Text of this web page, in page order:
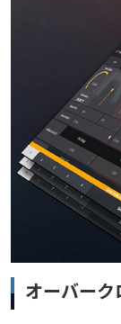
オーバー